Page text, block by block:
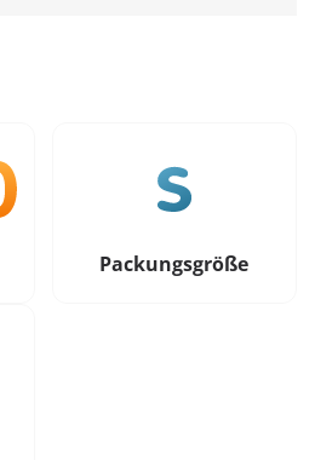
Packungsgröße